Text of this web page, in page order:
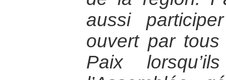
aussi
ouvert par
Paix